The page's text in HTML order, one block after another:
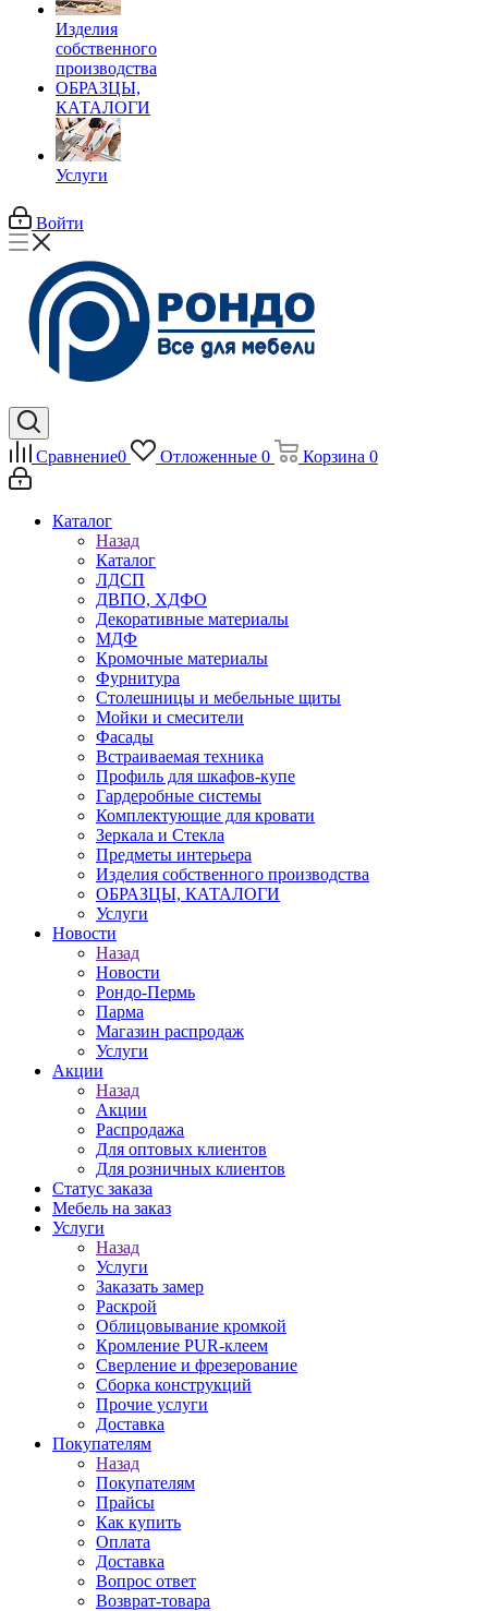
Изделия
собственного
производства
ОБРАЗЦЫ,
КАТАЛОГИ
Услуги
Войти
Сравнение0 Отложенные 0 Корзина 0
Каталог
Назад
Каталог
ЛДСП
ДВПО, ХДФО
Декоративные материалы
МДФ
Кромочные материалы
Фурнитура
Столешницы и мебельные щиты
Мойки и смесители
Фасады
Встраиваемая техника
Профиль для шкафов-купе
Гардеробные системы
Комплектующие для кровати
Зеркала и Стекла
Предметы интерьера
Изделия собственного производства
ОБРАЗЦЫ, КАТАЛОГИ
Услуги
Новости
Назад
Новости
Рондо-Пермь
Парма
Магазин распродаж
Услуги
Акции
Назад
Акции
Распродажа
Для оптовых клиентов
Для розничных клиентов
Статус заказа
Мебель на заказ
Услуги
Назад
Услуги
Заказать замер
Раскрой
Облицовывание кромкой
Кромление PUR-клеем
Сверление и фрезерование
Сборка конструкций
Прочие услуги
Доставка
Покупателям
Назад
Покупателям
Прайсы
Как купить
Оплата
Доставка
Вопрос ответ
Возврат-товара